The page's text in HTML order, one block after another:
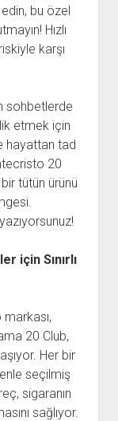
bu özel
Hızlı
karşı
sohbetlerde
etmek için
hayattan tad
20
tütün ürünü
için Sınırlı
20 Club,
Her bir
seçilmiş
sigaranın
sağlıyor.